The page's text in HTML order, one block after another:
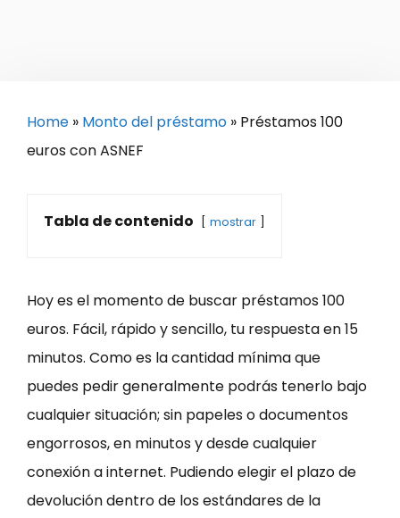
Home » Monto del préstamo » Préstamos 100
euros con ASNEF
Tabla de contenido mostrar
Hoy es el momento de buscar préstamos 100
euros. Fácil, rápido y sencillo, tu respuesta en 15
minutos. Como es la cantidad mínima que
puedes pedir generalmente podrás tenerlo bajo
cualquier situación; sin papeles o documentos
engorrosos, en minutos y desde cualquier
conexión a internet. Pudiendo elegir el plazo de
devolución dentro de los estándares de la